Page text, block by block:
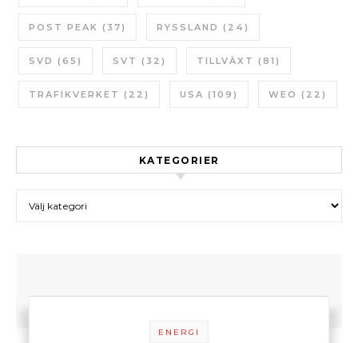
POST PEAK (37) RYSSLAND (24)
SVD (65) SVT (32) TILLVÄXT (81)
TRAFIKVERKET (22) USA (109) WEO (22)
KATEGORIER
ENERGI